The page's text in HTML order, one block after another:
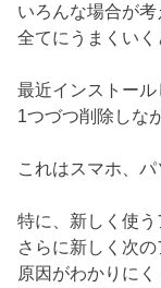
いろんな場合が考
全てにうまくいく
最近インストー
1つづつ削除しな
これはスマホ、パ
特に、新しく使
さらに新しく次
原因がわかりにく